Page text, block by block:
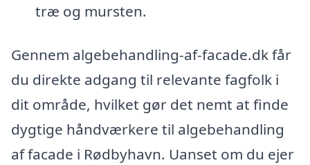
træ og mursten.
Gennem algebehandling-af-facade.dk får
du direkte adgang til relevante fagfolk i
dit område, hvilket gør det nemt at finde
dygtige håndværkere til algebehandling
af facade i Rødbyhavn. Uanset om du ejer